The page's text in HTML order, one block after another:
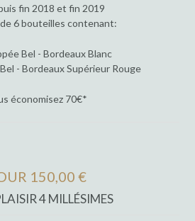
fin 2018 et fin 2019
6 bouteilles contenant:
Bel - Bordeaux Blanc
- Bordeaux Supérieur Rouge
économisez 70€*
150,00 €
4 MILLÉSIMES